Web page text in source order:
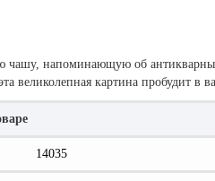
чашу, напоминающую об
великолепная картина пробудит в
14035